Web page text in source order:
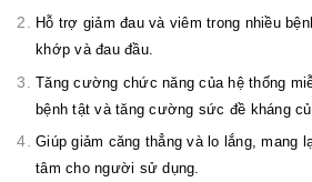
Hỗ trợ giảm đau và viêm trong nhiều
khớp và đau đầu.
Tăng cường chức năng của hệ thống
bệnh tật và tăng cường sức đề kháng
Giúp giảm căng thẳng và lo lắng, mang
tâm cho người sử dụng.